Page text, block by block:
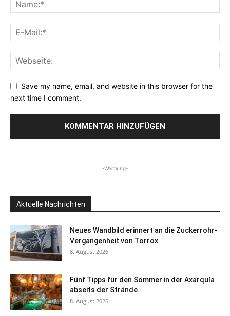
Save my name, email, and website in this browser for the
next time I comment.
-Werbung-
Aktuelle Nachrichten
Neues Wandbild erinnert an die Zuckerrohr-
Vergangenheit von Torrox
8. August 2026
Fünf Tipps für den Sommer in der Axarquía
abseits der Strände
8. August 2026